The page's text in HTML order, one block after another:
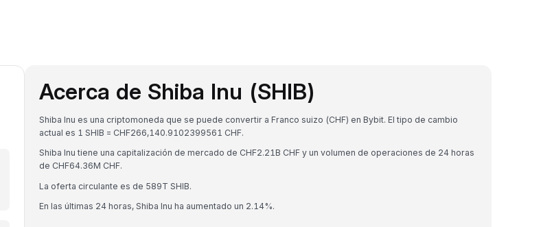
Acerca de Shiba Inu (SHIB)
Shiba Inu es una criptomoneda que se puede convertir a Franco suizo (CHF) en Bybit. El tipo de cambio
actual es 1 SHIB = CHF266,140.9102399561 CHF.
Shiba Inu tiene una capitalización de mercado de CHF2.21B CHF y un volumen de operaciones de 24 horas
de CHF64.36M CHF.
La oferta circulante es de 589T SHIB.
En las últimas 24 horas, Shiba Inu ha aumentado un 2.14%.